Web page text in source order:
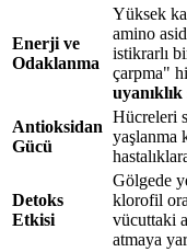
Enerji ve
Odaklanma
Yüksek
amino
istikrarlı
çarpma"
uyanıklık
Antioksidan
Gücü
Hücreleri
yaşlanma
Detoks
Etkisi
Gölgede
klorofil
vücuttaki
atmaya